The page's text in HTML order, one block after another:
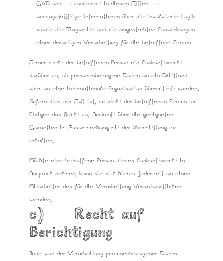
GVO und — zumindest in diesen Fällen —
aussagekräftige Informationen über die involvierte Logik
sowie die Tragweite und die angestrebten Auswirkungen
einer derartigen Verarbeitung für die betroffene Person
Ferner steht der betroffenen Person ein Auskunftsrecht
darüber zu, ob personenbezogene Daten an ein Drittland
oder an eine internationale Organisation übermittelt wurden.
Sofern dies der Fall ist, so steht der betroffenen Person im
Übrigen das Recht zu, Auskunft über die geeigneten
Garantien im Zusammenhang mit der Übermittlung zu
erhalten.
Möchte eine betroffene Person dieses Auskunftsrecht in
Anspruch nehmen, kann sie sich hierzu jederzeit an einen
Mitarbeiter des für die Verarbeitung Verantwortlichen
wenden.
c) Recht auf
Berichtigung
Jede von der Verarbeitung personenbezogener Daten